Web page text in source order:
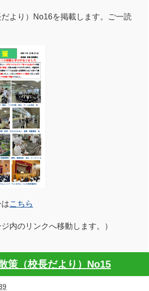
より）No16を掲載します。ご一読
こちら
ジ内のリンクへ移動します。）
策（校長だより）No15